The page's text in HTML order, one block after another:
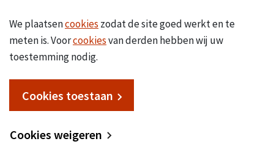
We plaatsencookies zodat de site goed werkt en te
meten is. Voorcookiesvan derden hebben wij uw
toestemming nodig.
Cookies toestaan
Cookies weigeren